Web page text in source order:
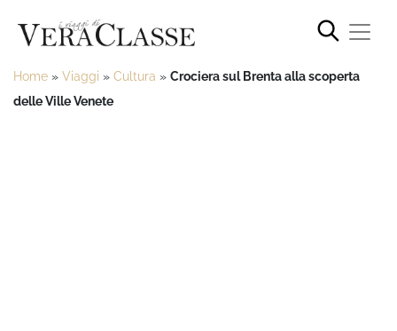
Home » Viaggi » Cultura » Crociera sul Brenta alla scoperta
delle Ville Venete